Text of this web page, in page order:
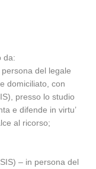
da:
del legale
domiciliato, con
presso lo studio
e difende in virtu’
al ricorso;
– in persona del